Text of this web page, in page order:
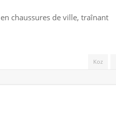
chaussures de ville, traînant
Koz